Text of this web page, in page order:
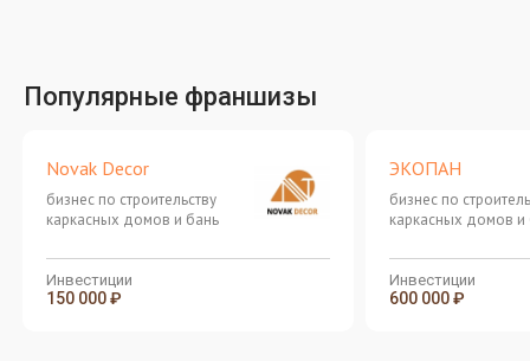
Популярные франшизы
Novak Decor
бизнес по строительству
каркасных домов и бань
Инвестиции
150 000 ₽
ЭКОПАН
бизнес по
каркасных домов и
Инвестиции
600 000 ₽